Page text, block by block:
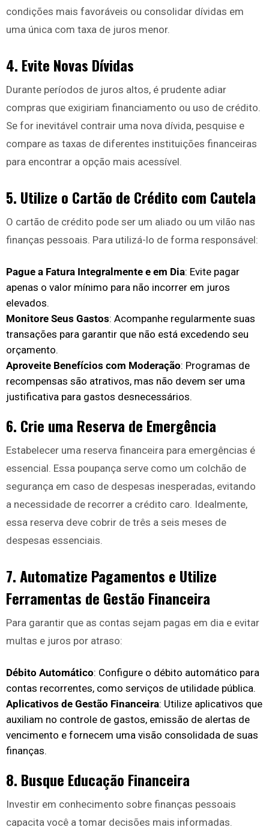
condições mais favoráveis ou consolidar dívidas em
uma única com taxa de juros menor.
4. Evite Novas Dívidas
Durante períodos de juros altos, é prudente adiar
compras que exigiriam financiamento ou uso de crédito.
Se for inevitável contrair uma nova dívida, pesquise e
compare as taxas de diferentes instituições financeiras
para encontrar a opção mais acessível.
5. Utilize o Cartão de Crédito com Cautela
O cartão de crédito pode ser um aliado ou um vilão nas
finanças pessoais. Para utilizá-lo de forma responsável:
Pague a Fatura Integralmente e em Dia: Evite pagar
apenas o valor mínimo para não incorrer em juros
elevados.
Monitore Seus Gastos: Acompanhe regularmente suas
transações para garantir que não está excedendo seu
orçamento.
Aproveite Benefícios com Moderação: Programas de
recompensas são atrativos, mas não devem ser uma
justificativa para gastos desnecessários.
6. Crie uma Reserva de Emergência
Estabelecer uma reserva financeira para emergências é
essencial. Essa poupança serve como um colchão de
segurança em caso de despesas inesperadas, evitando
a necessidade de recorrer a crédito caro. Idealmente,
essa reserva deve cobrir de três a seis meses de
despesas essenciais.
7. Automatize Pagamentos e Utilize
Ferramentas de Gestão Financeira
Para garantir que as contas sejam pagas em dia e evitar
multas e juros por atraso:
Débito Automático: Configure o débito automático para
contas recorrentes, como serviços de utilidade pública.
Aplicativos de Gestão Financeira: Utilize aplicativos que
auxiliam no controle de gastos, emissão de alertas de
vencimento e fornecem uma visão consolidada de suas
finanças.
8. Busque Educação Financeira
Investir em conhecimento sobre finanças pessoais
capacita você a tomar decisões mais informadas.